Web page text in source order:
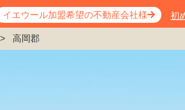
イエウール加盟希望の不動産会社様 初
> 高岡郡